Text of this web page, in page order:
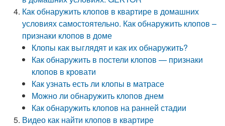
Как обнаружить клопов в квартире в домашних
условиях самостоятельно. Как обнаружить клопов –
признаки клопов в доме
Клопы как выглядят и как их обнаружить?
Как обнаружить в постели клопов — признаки
клопов в кровати
Как узнать есть ли клопы в матрасе
Можно ли обнаружить клопов днем
Как обнаружить клопов на ранней стадии
Видео как найти клопов в квартире